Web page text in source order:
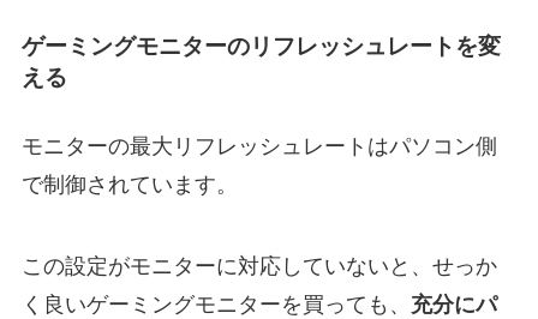
ゲーミングモニターのリフレッシュレートを変
える
モニターの最大リフレッシュレートはパソコン側
で制御されています。
この設定がモニターに対応していないと、せっか
く良いゲーミングモニターを買っても、 充分にパ